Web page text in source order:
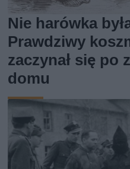
Nie harówka
Prawdziwy
zaczynał się po
domu